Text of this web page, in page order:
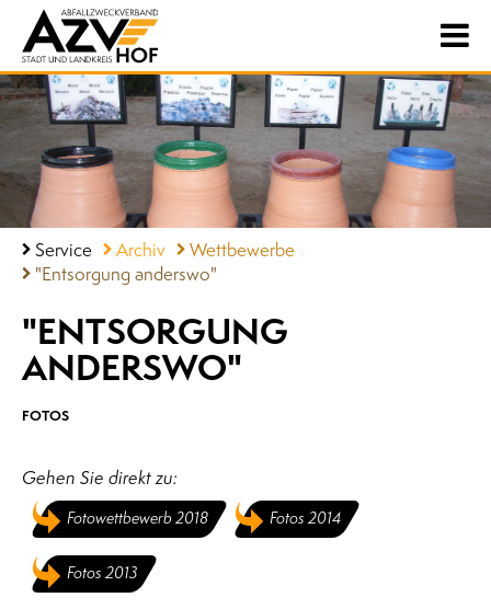
Service Archiv
Wettbewerbe
"Entsorgung anderswo"
"ENTSORGUNG
ANDERSWO"
FOTOS
Gehen Sie direkt zu:
Fotowettbewerb 2018 Fotos 2014
Fotos 2013